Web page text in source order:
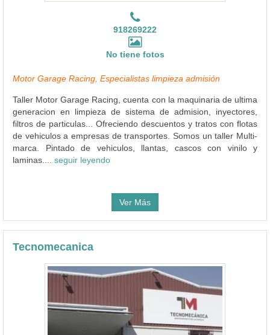
918269222
No tiene fotos
Motor Garage Racing, Especialistas limpieza admisión
Taller Motor Garage Racing, cuenta con la maquinaria de ultima
generacion en limpieza de sistema de admision, inyectores,
filtros de particulas... Ofreciendo descuentos y tratos con flotas
de vehiculos a empresas de transportes. Somos un taller Multi-
marca. Pintado de vehiculos, llantas, cascos con vinilo y
laminas.... seguir leyendo
Ver Más
Tecnomecanica